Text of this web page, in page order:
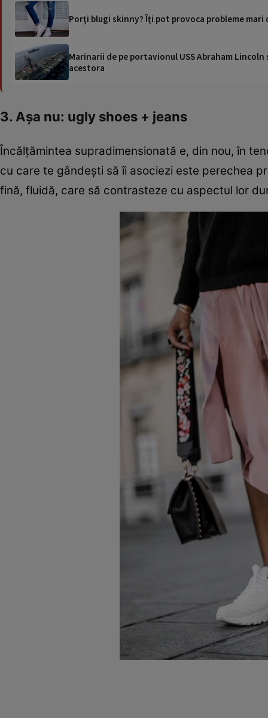
Porţi blugi skinny? Îţi pot provoca probleme mari
Marinarii de pe portavionul USS Abraham
acestora
3. Aşa nu: ugly shoes + jeans
Încălţămintea supradimensionată e, din nou, în
cu care te gândeşti să îi asociezi este perechea
fină, fluidă, care să contrasteze cu aspectul lor